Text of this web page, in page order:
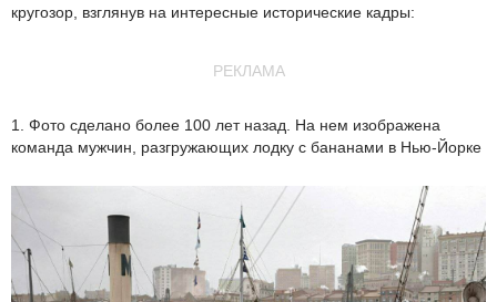
кругозор, взглянув на интересные исторические кадры:
РЕКЛАМА
1. Фото сделано более 100 лет назад. На нем изображена
команда мужчин, разгружающих лодку с бананами в Нью-Йорке